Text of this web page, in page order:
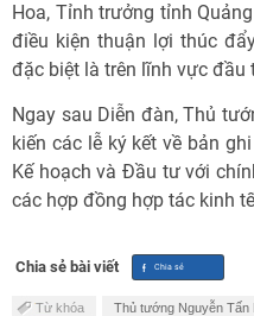
Hoa, Tỉnh trưởng tỉnh
điều kiện thuận lợi thúc
đặc biệt là trên lĩnh vực đầu
Ngay sau Diễn đàn, Thủ
kiến các lễ ký kết về bản
Kế hoạch và Đầu tư với
các hợp đồng hợp tác kinh
Chia sẻ bài viết
Từ khóa Thủ tướng Nguyễn Tấn